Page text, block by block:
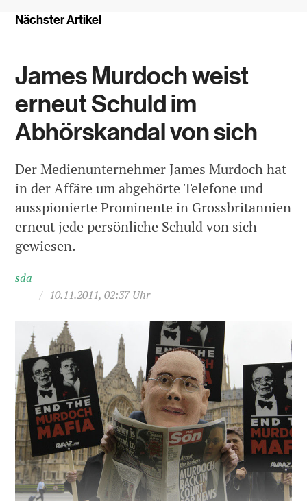
Nächster Artikel
James Murdoch weist
erneut Schuld im
Abhörskandal von sich
Der Medienunternehmer James Murdoch hat
in der Affäre um abgehörte Telefone und
ausspionierte Prominente in Grossbritannien
erneut jede persönliche Schuld von sich
gewiesen.
sda
/ 10.11.2011, 02:37 Uhr